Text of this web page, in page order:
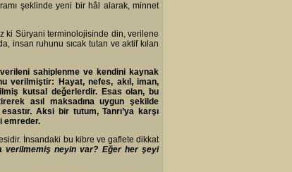
şeklinde yeni bir hâl alarak, minnet
ki Süryani terminolojisinde din, verilene
insan ruhunu sıcak tutan ve aktif kılan
sahiplenme ve kendini kaynak
verilmiştir: Hayat, nefes, akıl, iman,
kutsal değerlerdir. Esas olan, bu
asıl maksadına uygun şekilde
Aksi bir tutum, Tanrı’ya karşı
emreder.
İnsandaki bu kibre ve gaflete dikkat
verilmemiş neyin var? Eğer her şeyi